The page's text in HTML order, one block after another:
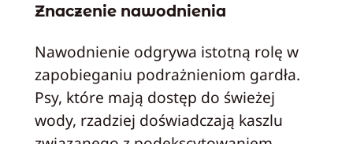
Znaczenie nawodnienia
Nawodnienie odgrywa istotną rolę w
zapobieganiu podrażnieniom gardła.
Psy, które mają dostęp do świeżej
wody, rzadziej doświadczają kaszlu